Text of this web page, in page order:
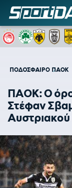
ΠΟΔΟΣΦΑΙΡΟ ΠΑΟΚ
ΠΑΟΚ: Ο
Στέφαν
Αυστριακού